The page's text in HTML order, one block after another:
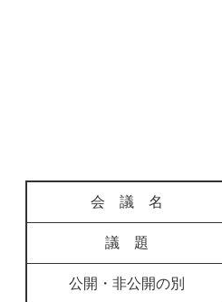
会 議 名
議 題
公開・非公開の別